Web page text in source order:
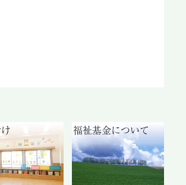
福祉基金について